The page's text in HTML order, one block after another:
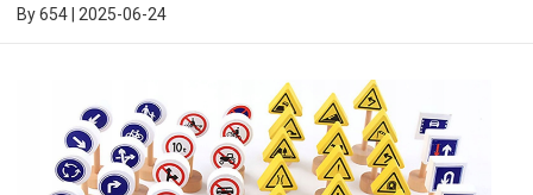
By654 2025-06-24